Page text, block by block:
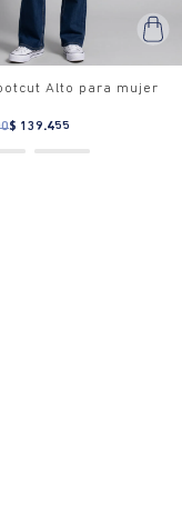
Alto para mujer
$ 139.455